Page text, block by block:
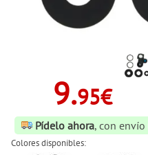
9.95€
Pídelo ahora, con envío
Colores disponibles: